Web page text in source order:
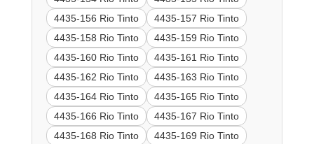
4435-156 Rio Tinto
4435-157 Rio Tinto
4435-158 Rio Tinto
4435-159 Rio Tinto
4435-160 Rio Tinto
4435-161 Rio Tinto
4435-162 Rio Tinto
4435-163 Rio Tinto
4435-164 Rio Tinto
4435-165 Rio Tinto
4435-166 Rio Tinto
4435-167 Rio Tinto
4435-168 Rio Tinto
4435-169 Rio Tinto